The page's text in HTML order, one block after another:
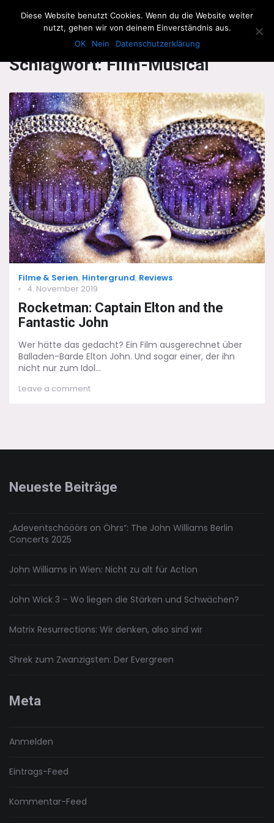
The Howling Men
Schlagwort:Film-Musical
Categories
Filme & Serien, Hintergrund, Reviews
Posted
4. November 2019
Rocketman: Captain Elton and the
Fantastic John
Wer hätte das gedacht? Ein Film ausgerechnet über
Balladen-Barde Elton John. Und sogar einer, der ihn
nicht nur zum Idol...
Leave a commenton
Neueste Beiträge
„Adeventschööörs on Öhrs“: The John Williams Berlin
Concerts 2025
John Williams in Wien: Nicht zu alt für Action
John Wick 3 – Wo liegen die Stärken und Schwächen?
Matrix Resurrections: Wir denken, also sind wir
Shrek zum Zwanzigsten: Der Evergreen
Meta
Anmelden
Eintrags-Feed
Kommentar-Feed
Diese Website benutzt Cookies. Wenn du die Website weiter
nutzt, gehen wir von deinem Einverständnis aus.
OK
Nein Datenschutzerklärung